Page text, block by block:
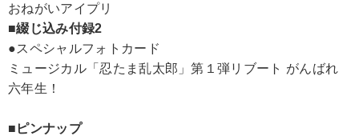
おねがいアイプリ
■綴じ込み付録2
●スペシャルフォトカード
ミュージカル「忍たま乱太郎」第１弾リブート がんばれ
六年生！
■ピンナップ